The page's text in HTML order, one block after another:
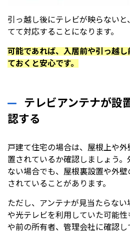
引っ越し後にテレビが映らない
てて対応することになります。
可能であれば、入居前や引っ越
ておくと安心です。
テレビアンテナが設
認する
戸建て住宅の場合は、屋根上や
置されているか確認しましょう
ない場合でも、屋根裏設置や外
されていることがあります。
ただし、アンテナが見当たらな
や光テレビを利用していた可能
や前の所有者、管理会社に確認し